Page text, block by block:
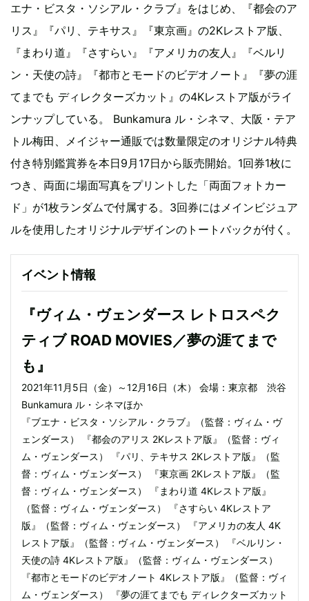
エナ・ビスタ・ソシアル・クラブ』をはじめ、『都会のア
リス』『パリ、テキサス』『東京画』の2Kレストア版、
『まわり道』『さすらい』『アメリカの友人』『ベルリ
ン・天使の詩』『都市とモードのビデオノート』『夢の涯
てまでも ディレクターズカット』の4Kレストア版がライ
ンナップしている。 Bunkamura ル・シネマ、大阪・テア
トル梅田、メイジャー通販では数量限定のオリジナル特典
付き特別鑑賞券を本日9月17日から販売開始。1回券1枚に
つき、両面に場面写真をプリントした「両面フォトカー
ド」が1枚ランダムで付属する。3回券にはメインビジュア
ルを使用したオリジナルデザインのトートバックが付く。
イベント情報
『ヴィム・ヴェンダース レトロスペク
ティブ ROAD MOVIES／夢の涯てまで
も』
2021年11月5日（金）～12月16日（木） 会場：東京都 渋谷
Bunkamura ル・シネマほか
『ブエナ・ビスタ・ソシアル・クラブ』（監督：ヴィム・ヴ
ェンダース） 『都会のアリス 2Kレストア版』（監督：ヴィ
ム・ヴェンダース） 『パリ、テキサス 2Kレストア版』（監
督：ヴィム・ヴェンダース） 『東京画 2Kレストア版』（監
督：ヴィム・ヴェンダース） 『まわり道 4Kレストア版』
（監督：ヴィム・ヴェンダース） 『さすらい 4Kレストア
版』（監督：ヴィム・ヴェンダース） 『アメリカの友人 4K
レストア版』（監督：ヴィム・ヴェンダース） 『ベルリン・
天使の詩 4Kレストア版』（監督：ヴィム・ヴェンダース）
『都市とモードのビデオノート 4Kレストア版』（監督：ヴィ
ム・ヴェンダース） 『夢の涯てまでも ディレクターズカット